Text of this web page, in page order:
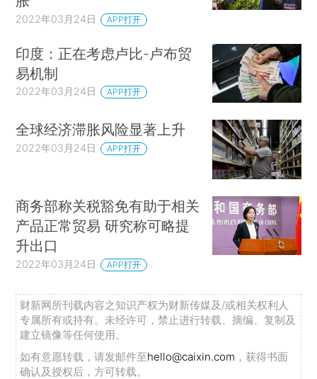
2022年03月24日 APP打开
印度：正在考虑卢比-卢布贸
易机制
2022年03月24日 APP打开
全球经济滞胀风险显著上升
2022年03月24日 APP打开
商务部称关税豁免有助于相关
产品正常贸易 研究称可略提
升出口
2022年03月24日 APP打开
财新网所刊载内容之知识产权为财新传媒及/或相关权利人
专属所有或持有。未经许可，禁止进行转载、摘编、复制及
建立镜像等任何使用。
如有意愿转载，请发邮件至hello@caixin.com ，获得书面
确认及授权后，方可转载。